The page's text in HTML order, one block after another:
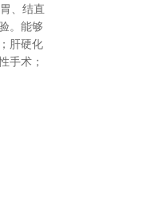
、结直
。能够
肝硬化
手术；